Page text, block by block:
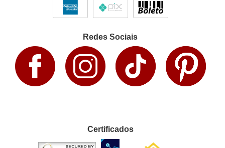
Redes Sociais
Certificados